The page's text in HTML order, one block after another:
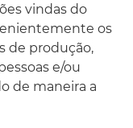
vindas do
os
de produção,
e/ou
de maneira a